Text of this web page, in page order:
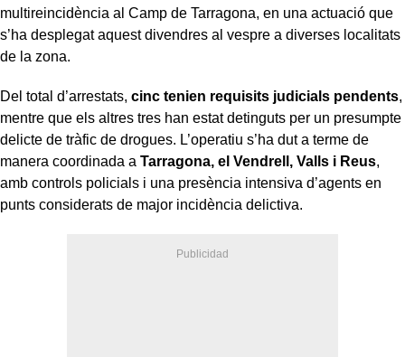
multireincidència al Camp de Tarragona, en una actuació que
s’ha desplegat aquest divendres al vespre a diverses localitats
de la zona.
Del total d’arrestats, cinc tenien requisits judicials pendents,
mentre que els altres tres han estat detinguts per un presumpte
delicte de tràfic de drogues. L’operatiu s’ha dut a terme de
manera coordinada a Tarragona, el Vendrell, Valls i Reus,
amb controls policials i una presència intensiva d’agents en
punts considerats de major incidència delictiva.